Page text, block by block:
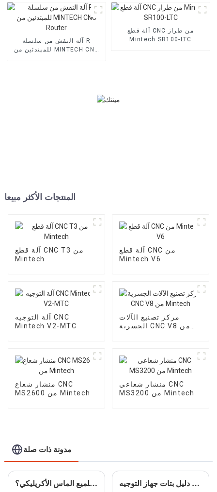
آلة النقش من سلسلة R
للمبتدئين من MINTECH CNC
آلة قطع CNC من طراز
Mintech SR100-LTC
المنتجات الأكثر مبيعا
آلة قطع CNC T3 من
Mintech
آلة قطع CNC من
Mintech V6
آلة التوجيه CNC
Mintech V2-MTC
مركز تصنيع الآلات
الجسرية CNC V8 من
منشار شعاع CNC
MS2600 من Mintech
منشار شعاعي CNC
MS3200 من Mintech
مدونة ذات صلة
كيف تعمل آلة تلميع الماس الأكريليكي؟ دليل بتات جهاز التوجيه CNC: اختيار الأداة المناسبة للمواد المختلفة